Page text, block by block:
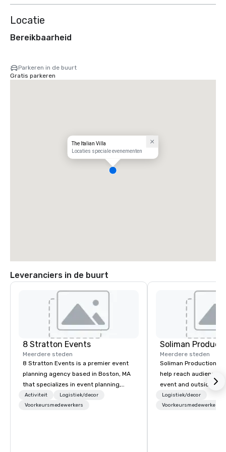
Locatie
Bereikbaarheid
Parkeren in de buurt
Gratis parkeren
The Italian Villa
Locaties speciale evenementen
Leveranciers in de buurt
8 Stratton Events
Meerdere steden
8 Stratton Events is a premier event
planning agency based in Boston, MA
that specializes in event planning,
design and production. From intimate
gatherings to large-scale
Activiteit
Logistiek/decor
Voorkeursmedewerkers
Soliman
Meerdere steden
Soliman Productions'
help reach audiences
event and outside the
compelling
videography to
Logistiek/decor
Voorkeursmedewerkers